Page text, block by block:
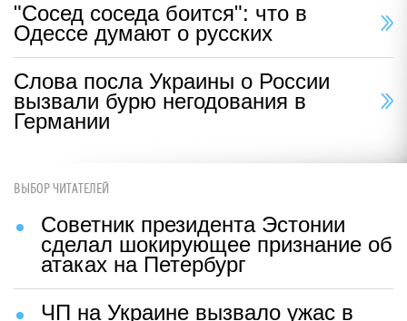
"Сосед соседа боится": что в
Одессе думают о русских
Слова посла Украины о России
вызвали бурю негодования в
Германии
ВЫБОР ЧИТАТЕЛЕЙ
Советник президента Эстонии
сделал шокирующее признание об
атаках на Петербург
ЧП на Украине вызвало ужас в